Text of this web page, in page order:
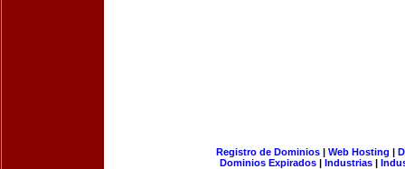
Registro de Dominios| Web Hosting |
Dominios Expirados | Industrias |